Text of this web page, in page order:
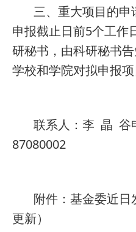
三、重大项目的申
申报截止日前5个工作
研秘书，由科研秘书
学校和学院对拟申报项
联系人：李 晶 谷
87080002
附件：基金委近日
更新）